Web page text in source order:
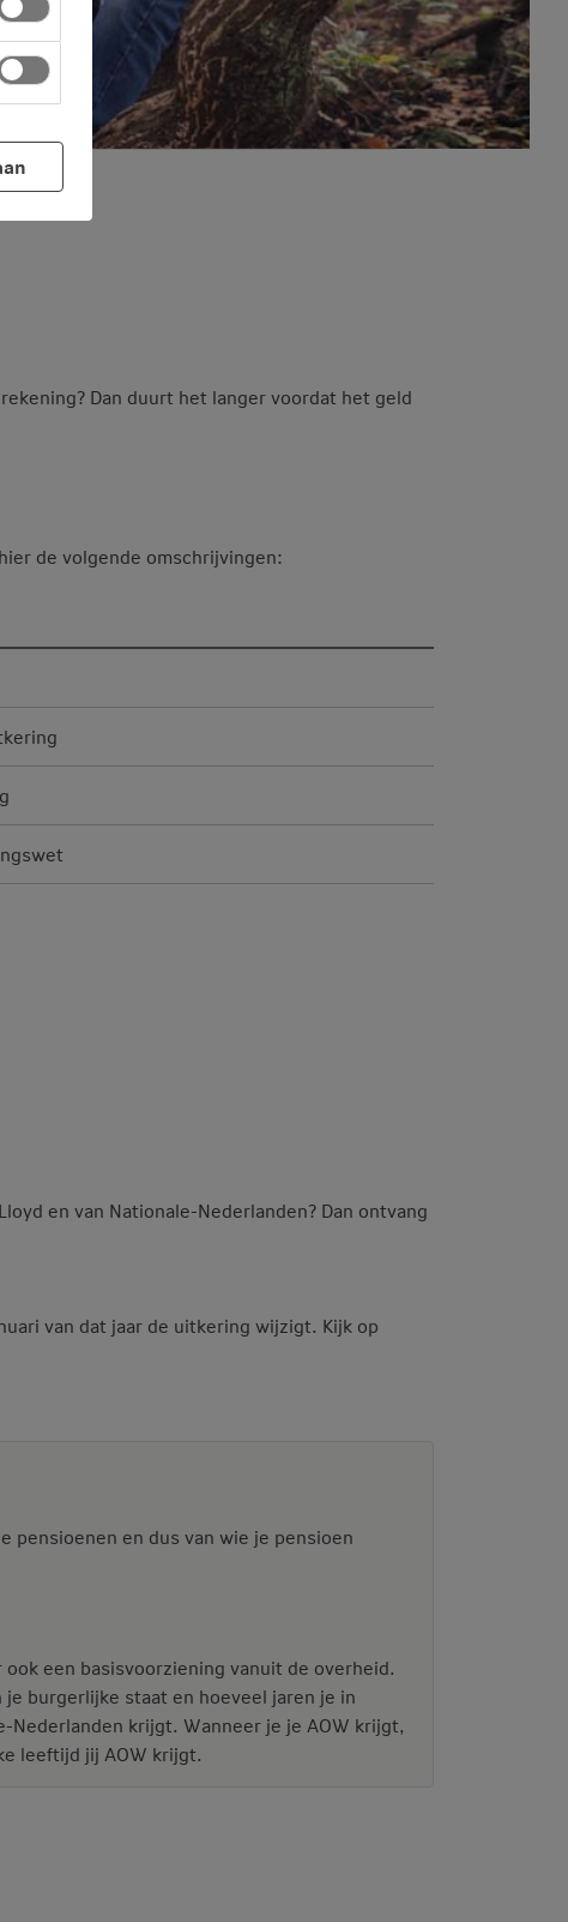
Dan duurt het langer voordat het geld
de volgende omschrijvingen:
en van Nationale-Nederlanden? Dan ontvang
van dat jaar de uitkering wijzigt. Kijk op
pensioenen en dus van wie je pensioen
een basisvoorziening vanuit de overheid.
burgerlijke staat en hoeveel jaren je in
Nederlanden krijgt. Wanneer je je AOW krijgt,
leeftijd jij AOW krijgt.